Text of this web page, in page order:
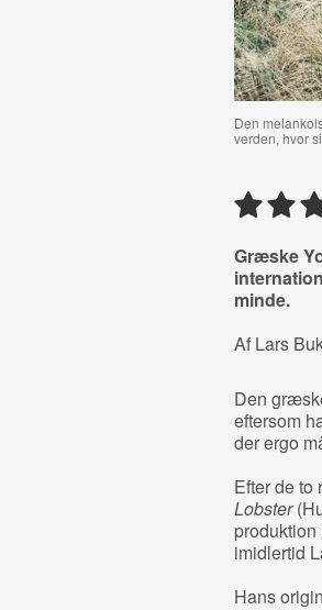
Den
verden, hvor
Græske
minde.
Af Lars
Den
eftersom
der ergo
Efter de
Lobster
imidlertid
Hans